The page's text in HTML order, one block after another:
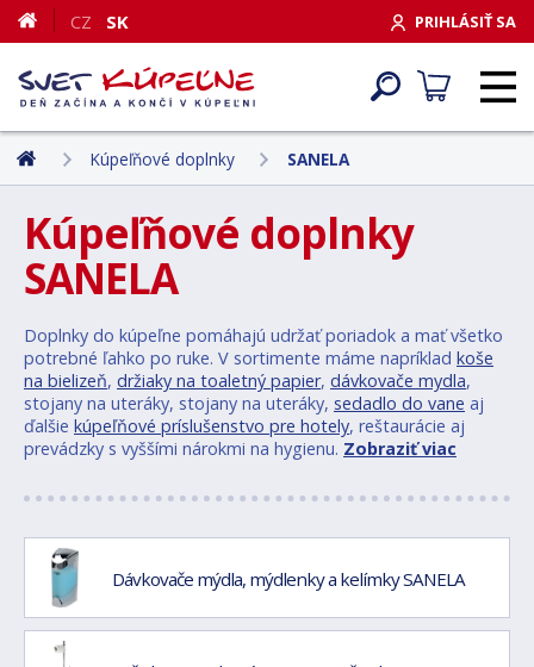
PRIHLÁSIŤ SA
CZ SK
Kúpeľňové doplnky SANELA
Kúpeľňové doplnky
SANELA
Doplnky do kúpeľne pomáhajú udržať poriadok a mať všetko
potrebné ľahko po ruke. V sortimente máme napríklad koše
na bielizeň, držiaky na toaletný papier, dávkovače mydla,
stojany na uteráky, stojany na uteráky, sedadlo do vane aj
ďalšie kúpeľňové príslušenstvo pre hotely, reštaurácie aj
prevádzky s vyššími nárokmi na hygienu. Zobraziť viac
Dávkovače mýdla, mýdlenky a kelímky SANELA